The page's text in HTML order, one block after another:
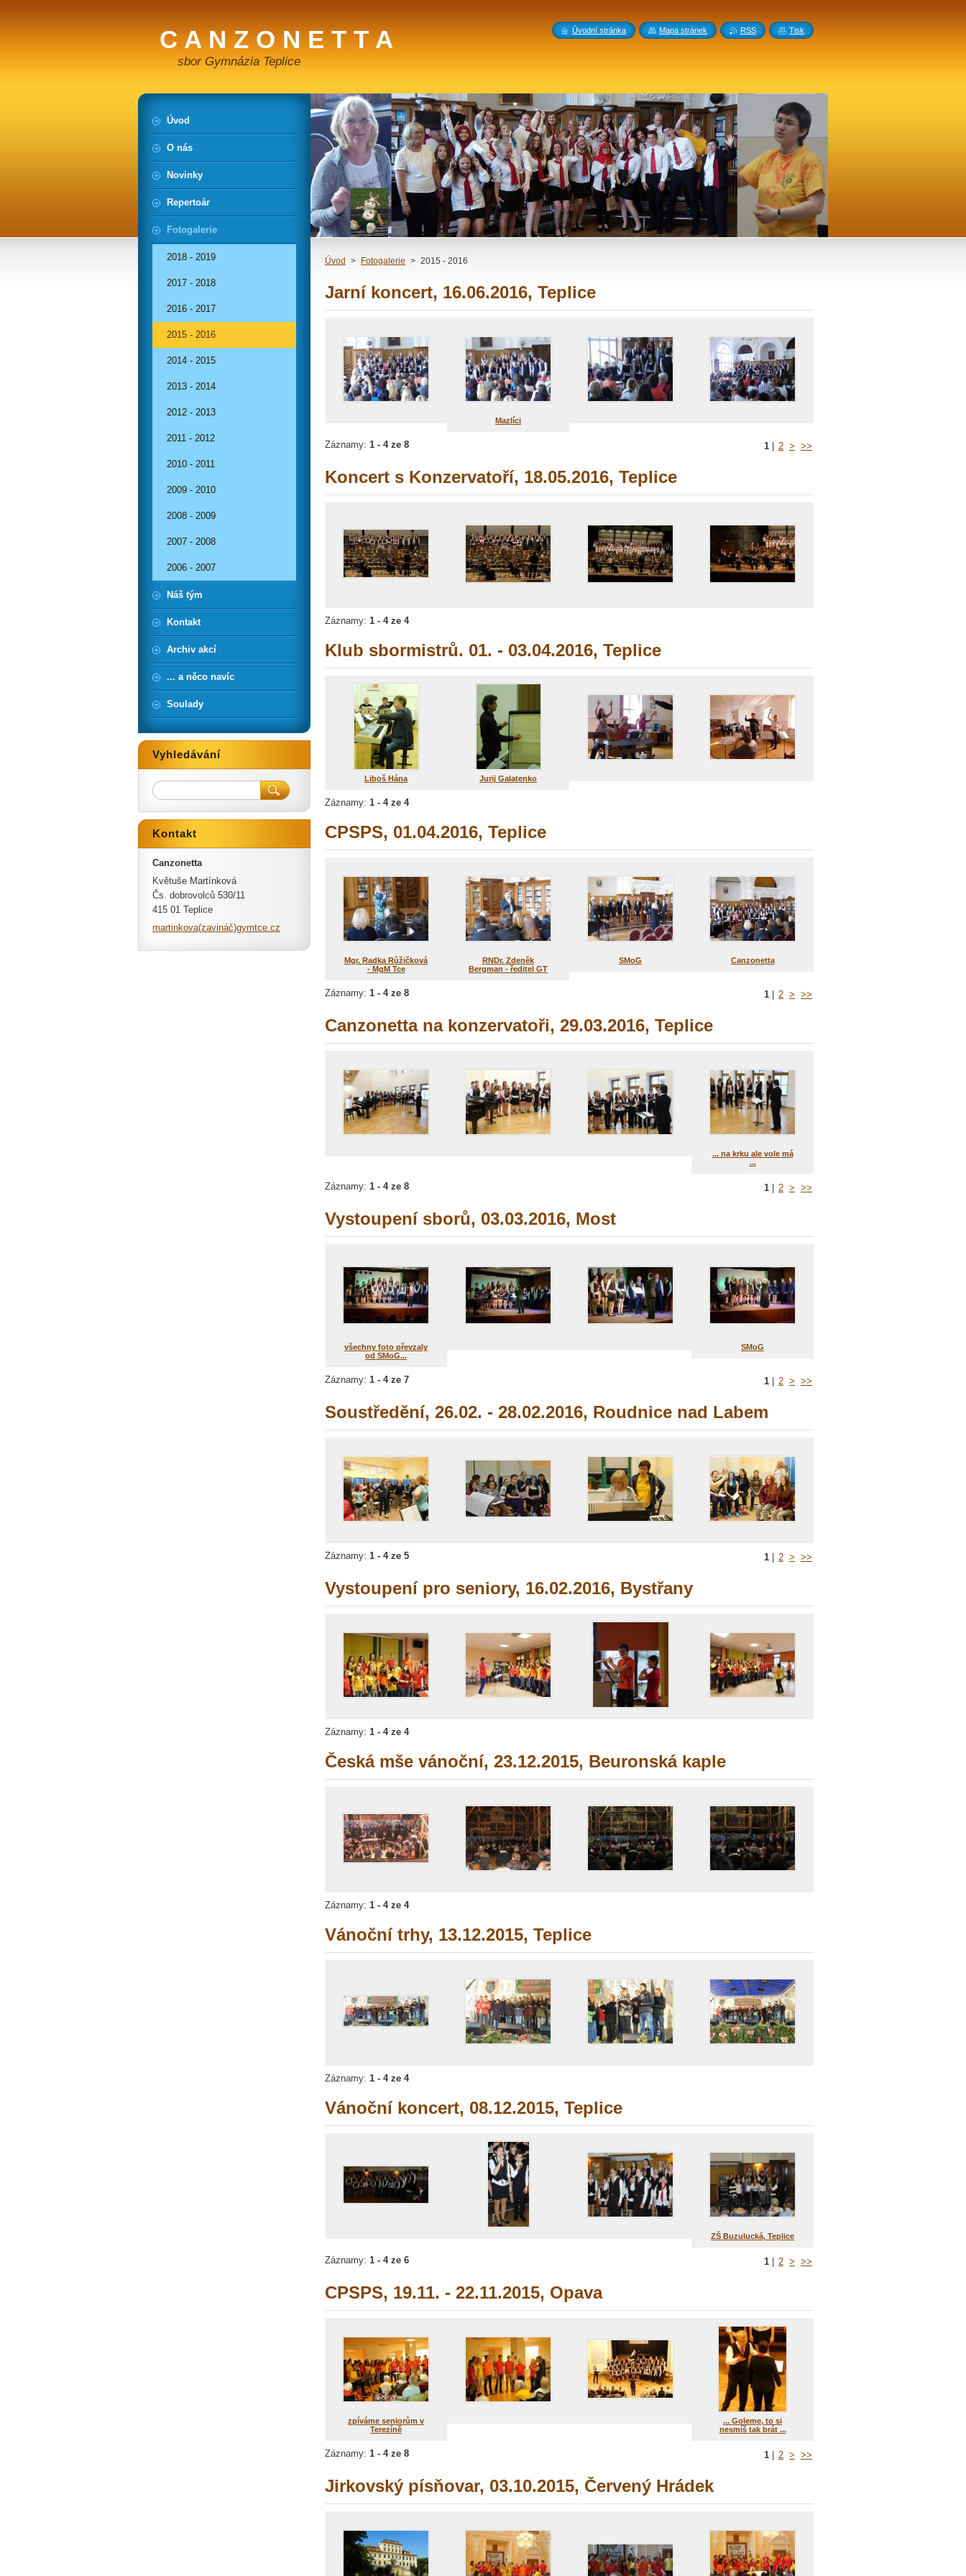
C A N Z O N E T T A
sbor Gymnázia Teplice
Úvod > Fotogalerie > 2015 - 2016
Jarní koncert, 16.06.2016, Teplice
Mazlíci
Záznamy: 1 - 4 ze 8 1 2 > >>
Koncert s Konzervatoří, 18.05.2016, Teplice
Záznamy: 1 - 4 ze 4
Klub sbormistrů. 01. - 03.04.2016, Teplice
Liboš Hána Jurij Galatenko
Záznamy: 1 - 4 ze 4
CPSPS, 01.04.2016, Teplice
Mgr. Radka Růžičková
- MgM Tce
RNDr. Zdeněk
Bergman - ředitel GT
SMoG Canzonetta
Záznamy: 1 - 4 ze 8 1 2 > >>
Canzonetta na konzervatoři, 29.03.2016, Teplice
... na krku ale vole má
...
Záznamy: 1 - 4 ze 8 1 2 > >>
Vystoupení sborů, 03.03.2016, Most
všechny foto převzaly
od SMoG...
SMoG
Záznamy: 1 - 4 ze 7 1 2 > >>
Soustředění, 26.02. - 28.02.2016, Roudnice nad Labem
Záznamy: 1 - 4 ze 5 1 2 > >>
Vystoupení pro seniory, 16.02.2016, Bystřany
Záznamy: 1 - 4 ze 4
Česká mše vánoční, 23.12.2015, Beuronská kaple
Záznamy: 1 - 4 ze 4
Vánoční trhy, 13.12.2015, Teplice
Záznamy: 1 - 4 ze 4
Vánoční koncert, 08.12.2015, Teplice
ZŠ Buzulucká, Teplice
Záznamy: 1 - 4 ze 6 1 2 > >>
CPSPS, 19.11. - 22.11.2015, Opava
zpíváme seniorům v
Terezíně
... Goleme, to si
nesmíš tak brát ...
Záznamy: 1 - 4 ze 8 1 2 > >>
Jirkovský písňovar, 03.10.2015, Červený Hrádek
Úvod
O nás
Novinky
Repertoár
Fotogalerie
2018 - 2019
2017 - 2018
2016 - 2017
2015 - 2016
2014 - 2015
2013 - 2014
2012 - 2013
2011 - 2012
2010 - 2011
2009 - 2010
2008 - 2009
2007 - 2008
2006 - 2007
Náš tým
Kontakt
Archiv akcí
... a něco navíc
Soulady
Vyhledávání
Kontakt
Canzonetta
Květuše Martínková
Čs. dobrovolců 530/11
415 01 Teplice
martinkova(zavináč)gymtce.cz
Úvodní stránka Mapa stránek RSS Tisk